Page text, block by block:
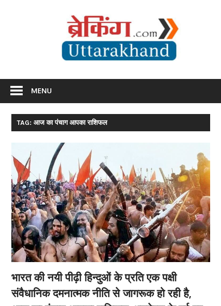
MENU
TAG: आज का पंचाग आपका राशिफल
भारत की नयी पीढ़ी हिन्दुओं के प्रति एक पक्षी
संवैधानिक दमनात्मक नीति से जागरूक हो रही है,